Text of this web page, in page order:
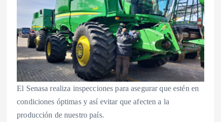
El Senasa realiza inspecciones para asegurar que estén en
condiciones óptimas y así evitar que afecten a la
producción de nuestro país.